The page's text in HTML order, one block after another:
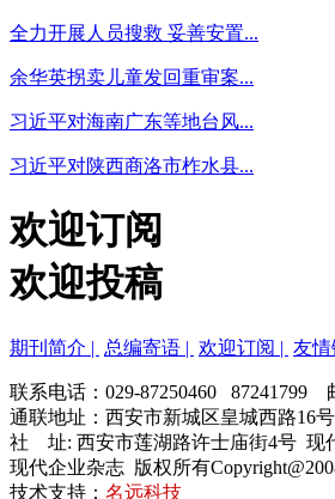
全力开展人员搜救 妥善安置...
余华英拐卖儿童发回重审案...
习近平对海南广东等地台风...
习近平对陕西商洛市柞水县...
欢迎订阅
欢迎投稿
期刊简介 | 总编寄语 | 欢迎订阅 | 友情
联系电话：029-87250460 87241799
通联地址：西安市新城区皇城西路16
社 址: 西安市莲湖路许士庙街4号 现
现代企业杂志 版权所有
技术支持： 名远科技